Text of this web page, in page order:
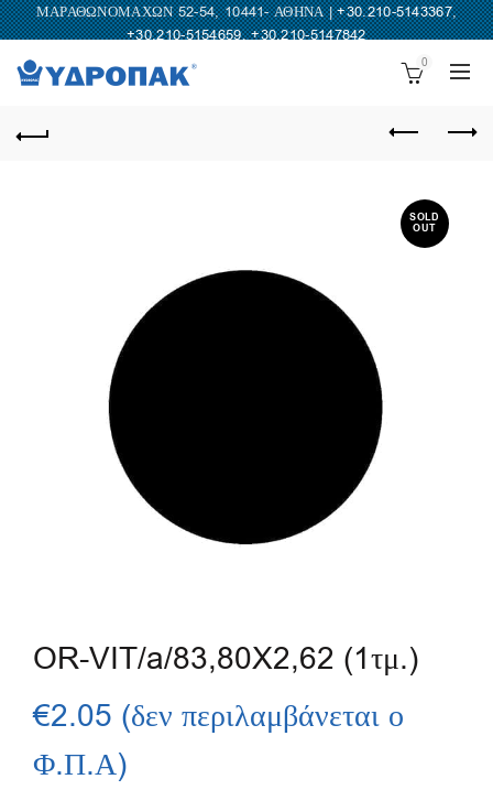
ΜΑΡΑΘΩΝΟΜΑΧΩΝ 52-54, 10441- ΑΘΗΝΑ |+30.210-5143367,
+30.210-5154659,+30.210-5147842
0
SOLD
OUT
OR-VIT/a/83,80X2,62 (1τμ.)
€2.05 (δεν περιλαμβάνεται ο
Φ.Π.Α)